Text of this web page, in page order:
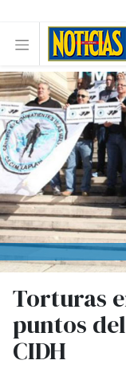
Torturas
puntos
CIDH